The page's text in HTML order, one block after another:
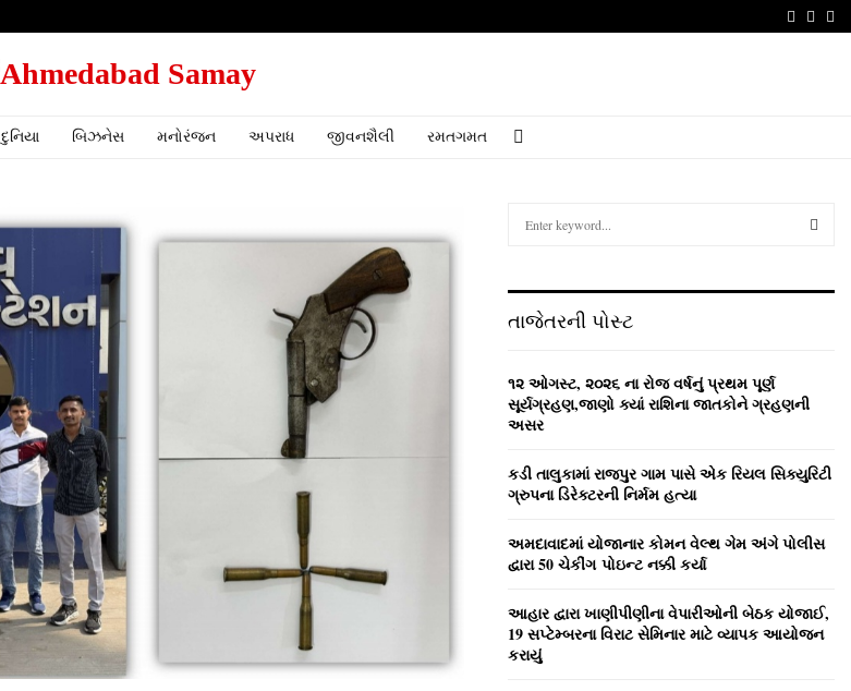
દુનિયા બિઝનેસ મનોરંજન અપરાધ જીવનશૈલી રમતગમત
h
o
r
:
H
તાજેતરની પોસ્ટ
૧૨ ઓગસ્ટ, ૨૦૨૬ ના રોજ વર્ષનું પ્રથમ પૂર્ણ
સૂર્યગ્રહણ,જાણો ક્યાં રાશિના જાતકોને ગ્રહણની
અસર
કડી તાલુકામાં રાજપુર ગામ પાસે એક રિયલ સિક્યુરિટી
ગ્રુપના ડિરેક્ટરની નિર્મમ હત્યા
અમદાવાદમાં યોજાનાર કોમન વેલ્‍થ ગેમ અંગે પોલીસ
દ્વારા 50 ચેકીંગ પોઇન્‍ટ નક્કી કર્યા
આહાર દ્વારા ખાણીપીણીના વેપારીઓની બેઠક યોજાઈ,
19 સપ્ટેમ્બરના વિરાટ સેમિનાર માટે વ્યાપક આયોજન
કરાયું